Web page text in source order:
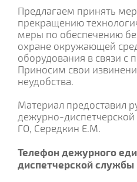
Предлагаем принять
прекращению
меры по обеспечению
охране окружающей
оборудования в связи с
Приносим свои
неудобства.
Материал предоставил
дежурно-
ГО, Середкин Е.М.
Телефон дежурного
диспетчерской службы